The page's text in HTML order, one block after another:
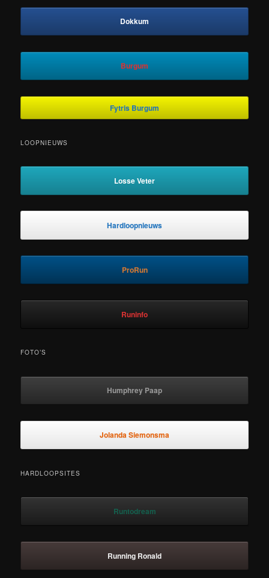
Dokkum
Burgum
Fytris Burgum
LOOPNIEUWS
Losse Veter
Hardloopnieuws
ProRun
Runinfo
FOTO’S
Humphrey Paap
Jolanda Siemonsma
HARDLOOPSITES
Runtodream
Running Ronald